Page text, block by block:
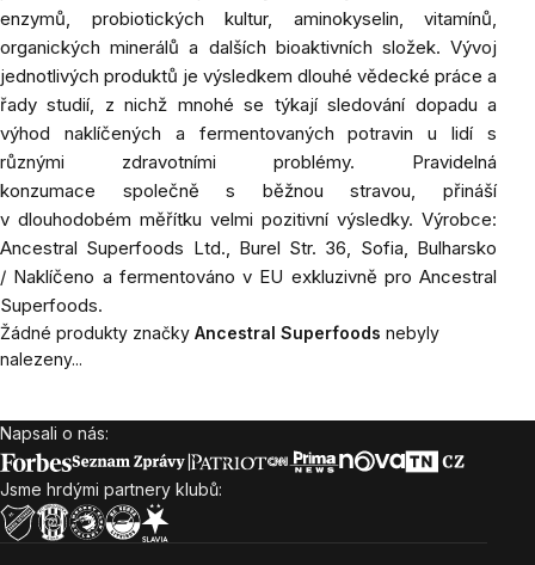
enzymů, probiotických kultur, aminokyselin, vitamínů,
organických minerálů a dalších bioaktivních složek. Vývoj
jednotlivých produktů je výsledkem dlouhé vědecké práce a
řady studií, z nichž mnohé se týkají sledování dopadu a
výhod naklíčených a fermentovaných potravin u lidí s
různými zdravotními problémy. Pravidelná
konzumace společně s běžnou stravou, přináší
v dlouhodobém měřítku velmi pozitivní výsledky. Výrobce:
Ancestral Superfoods Ltd., Burel Str. 36, Sofia, Bulharsko
/ Naklíčeno a fermentováno v EU exkluzivně pro Ancestral
Superfoods.
Žádné produkty značky Ancestral Superfoods nebyly
nalezeny...
Zápatí
Napsali o nás:
Jsme hrdými partnery klubů: